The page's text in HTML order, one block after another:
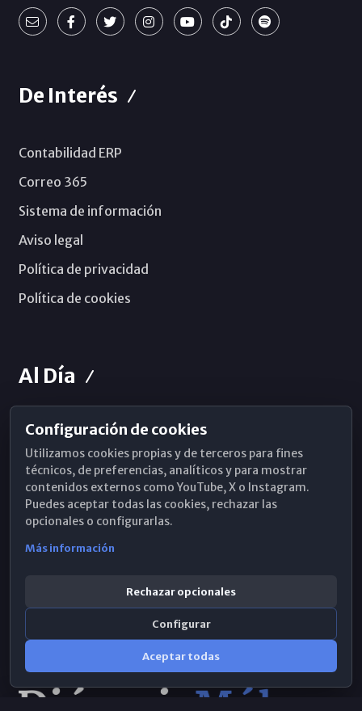
De Interés
Contabilidad ERP
Correo 365
Sistema de información
Aviso legal
Política de privacidad
Política de cookies
Al Día
Horarios de Misa
Hemeroteca
WhatsApp
Configuración de cookies
Utilizamos cookies propias y de terceros para fines
técnicos, de preferencias, analíticos y para mostrar
contenidos externos como YouTube, X o Instagram.
Puedes aceptar todas las cookies, rechazar las
opcionales o configurarlas.
Más información
Rechazar opcionales
Configurar
Aceptar todas